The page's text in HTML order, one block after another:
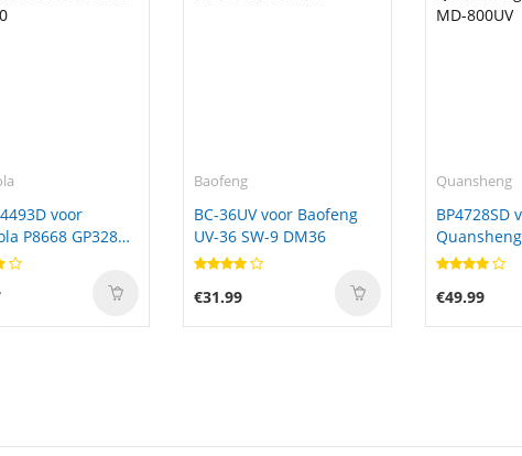
voor
P8668 GP328D+
Baofeng
BC-36UV voor Baofeng
UV-36 SW-9 DM36
€31.99
Quansheng
BP4728SD
MD-800UV
€49.99